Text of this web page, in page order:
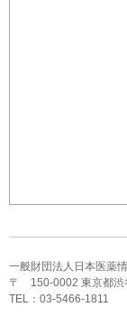
一般財団法人日本医薬
〒 150-0002 東京都渋
TEL：03-5466-1811